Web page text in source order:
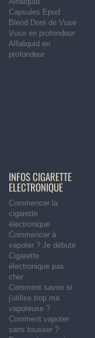
Capsules Epod
Blend Doré de Vuse
Vuse en profondeur
Alfaliquid en
profondeur
INFOS CIGARETTE
ELECTRONIQUE
Commencer la
cigarette
électronique
Commencer à
vapoter ? Je débute
Cigarette
électronique pas
cher
Comment savoir si
j'utilise trop ma
vapoteuse ?
Comment vapoter
sans tousser ?